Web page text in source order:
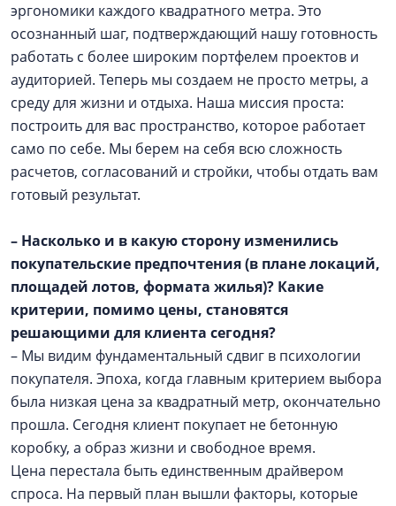
эргономики каждого квадратного метра. Это
осознанный шаг, подтверждающий нашу готовность
работать с более широким портфелем проектов и
аудиторией. Теперь мы создаем не просто метры, а
среду для жизни и отдыха. Наша миссия проста:
построить для вас пространство, которое работает
само по себе. Мы берем на себя всю сложность
расчетов, согласований и стройки, чтобы отдать вам
готовый результат.
– Насколько и в какую сторону изменились
покупательские предпочтения (в плане локаций,
площадей лотов, формата жилья)? Какие
критерии, помимо цены, становятся
решающими для клиента сегодня?
– Мы видим фундаментальный сдвиг в психологии
покупателя. Эпоха, когда главным критерием выбора
была низкая цена за квадратный метр, окончательно
прошла. Сегодня клиент покупает не бетонную
коробку, а образ жизни и свободное время.
Цена перестала быть единственным драйвером
спроса. На первый план вышли факторы, которые